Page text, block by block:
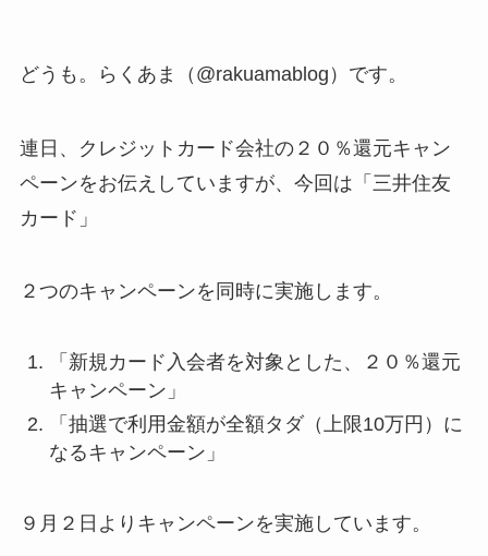
どうも。らくあま（@rakuamablog）です。
連日、クレジットカード会社の２０％還元キャン
ペーンをお伝えしていますが、今回は「三井住友
カード」
２つのキャンペーンを同時に実施します。
「新規カード入会者を対象とした、２０％還元
キャンペーン」
「抽選で利用金額が全額タダ（上限10万円）に
なるキャンペーン」
９月２日よりキャンペーンを実施しています。